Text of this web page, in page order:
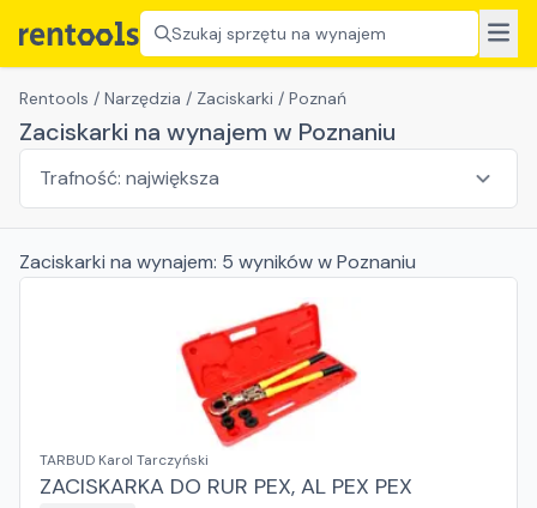
Szukaj sprzętu na wynajem
Rentools / Narzędzia / Zaciskarki / Poznań
Zaciskarki na wynajem w Poznaniu
Zaciskarki na wynajem: 5 wynikóww Poznaniu
TARBUD Karol Tarczyński
ZACISKARKA DO RUR PEX, AL PEX PEX